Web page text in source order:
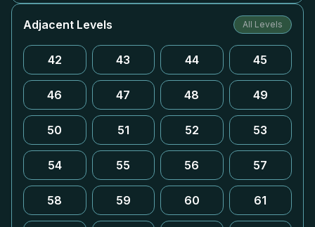
Adjacent Levels All Levels
42 43 44 45
46 47 48 49
50 51 52 53
54 55 56 57
58 59 60 61